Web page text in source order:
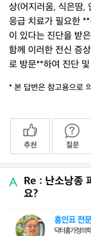
상(어지러움, 식은땀,
응급 치료가 필요한
이 있다는 진단을 받
함께 이러한 전신 증
로 방문**하여 진단
* 본 답변은 참고용으로
추천 질문
Re : 난소낭종
요?
홍인표 전
닥터홍가정의